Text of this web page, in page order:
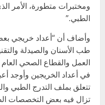
ومختبرات متطورة، الأمر
الطبي.”
وأضاف أن “أعداد خريجي
طب الأسنان والصيدلة
العمل والقطاع الصحي
في أعداد الخريجين وأوجد
تتعلق بملف التدرج الطبي
تزال فيه بعض التخصصات